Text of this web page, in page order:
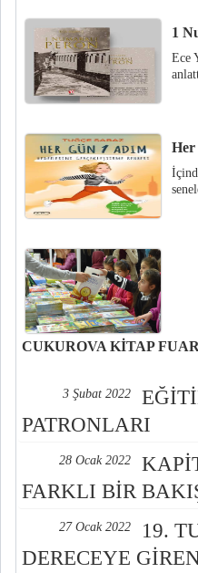
1
Ece
Her
ÇUKUROVA KİTAP
Çukurova 14. Kitap Fuarı, 19-
ve Kongre Merkezi’nde
3 Şubat 2022
PATRONLARI
28 Ocak 2022
FARKLI BİR
27 Ocak 2022
19.
DERECEYE